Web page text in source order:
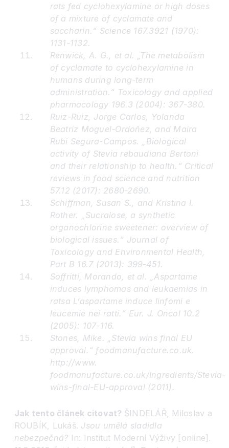
rats fed cyclohexylamine or high doses
of a mixture of cyclamate and
saccharin.“ Science 167.3921 (1970):
1131-1132.
Renwick, A. G., et al. „The metabolism
of cyclamate to cyclohexylamine in
humans during long-term
administration.“ Toxicology and applied
pharmacology 196.3 (2004): 367-380.
Ruiz-Ruiz, Jorge Carlos, Yolanda
Beatriz Moguel-Ordoñez, and Maira
Rubi Segura-Campos. „Biological
activity of Stevia rebaudiana Bertoni
and their relationship to health.“ Critical
reviews in food science and nutrition
57.12 (2017): 2680-2690.
Schiffman, Susan S., and Kristina I.
Rother. „Sucralose, a synthetic
organochlorine sweetener: overview of
biological issues.“ Journal of
Toxicology and Environmental Health,
Part B 16.7 (2013): 399-451.
Soffritti, Morando, et al. „Aspartame
induces lymphomas and leukaemias in
ratsa L’aspartame induce linfomi e
leucemie nei ratti.“ Eur. J. Oncol 10.2
(2005): 107-116.
Stones, Mike. „Stevia wins final EU
approval.“ foodmanufacture.co.uk.
http://www.
foodmanufacture.co.uk/Ingredients/Stevia-
wins-final-EU-approval (2011).
Jak tento článek citovat? ŠINDELÁŘ, Miloslav a
ROUBÍK, Lukáš. Jsou umělá sladidla
nebezpečná? In: Institut Moderní Výživy [online].